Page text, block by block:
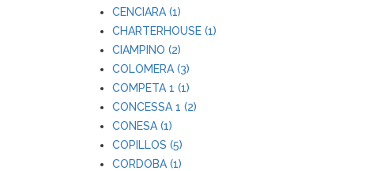
CENCIARA (1)
CHARTERHOUSE (1)
CIAMPINO (2)
COLOMERA (3)
COMPETA 1 (1)
CONCESSA 1 (2)
CONESA (1)
COPILLOS (5)
CORDOBA (1)